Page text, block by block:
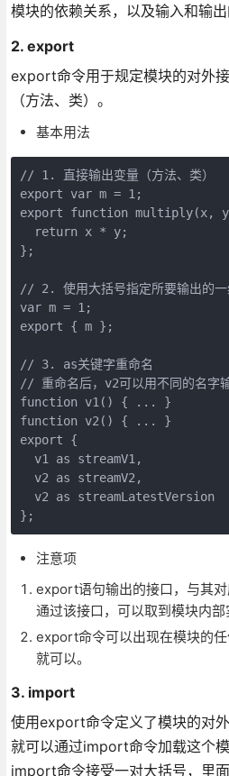
模块的依赖关系，以及输入和输出
2. export
export命令用于规定模块的对外
（方法、类）。
基本用法
// 1. 直接输出变量（方法、类）
export var m = 1;
export function multiply(x,
  return x * y;
};
// 2. 使用大括号指定所要输出的一
var m = 1;
export { m };
// 3. as关键字重命名
// 重命名后，v2可以用不同的名字
function v1() { ... }
function v2() { ... }
export {
  v1 as streamV1,
  v2 as streamV2,
  v2 as streamLatestVersion
};
注意项
export语句输出的接口，与其
通过该接口，可以取到模块内部
export命令可以出现在模块的
就可以。
3. import
使用export命令定义了模块的对
就可以通过import命令加载这个模
import命令接受一对大括号，里